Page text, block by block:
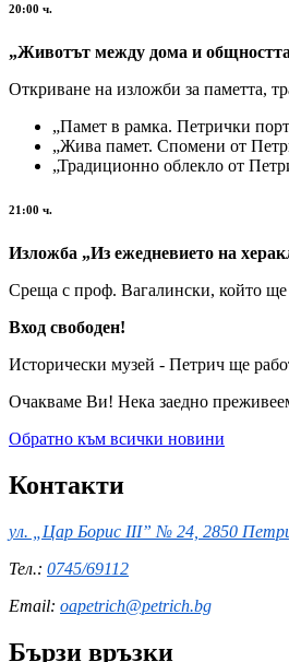
20:00 ч.
„Животът между дома и
Откриване на изложби за паметта,
„Памет в рамка. Петрички
„Жива памет. Спомени от
„Традиционно облекло от
21:00 ч.
Изложба „Из ежедневието на
Среща с проф. Вагалински, който
Вход свободен!
Исторически музей - Петрич ще
Очакваме Ви! Нека заедно
Обратно към всички новини
Контакти
ул. „Цар Борис III” № 24, 2850
Тел.: 0745/69112
Email: oapetrich@petrich.bg
Бързи връзки